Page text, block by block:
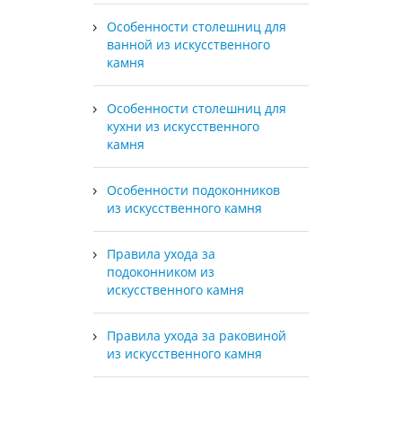
Особенности столешниц для
ванной из искусственного
камня
Особенности столешниц для
кухни из искусственного
камня
Особенности подоконников
из искусственного камня
Правила ухода за
подоконником из
искусственного камня
Правила ухода за раковиной
из искусственного камня